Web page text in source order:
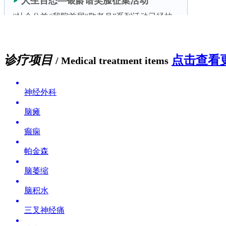
诊疗项目 / Medical treatment items 点击查看
神经外科
脑瘫
癫痫
帕金森
脑萎缩
脑积水
三叉神经痛